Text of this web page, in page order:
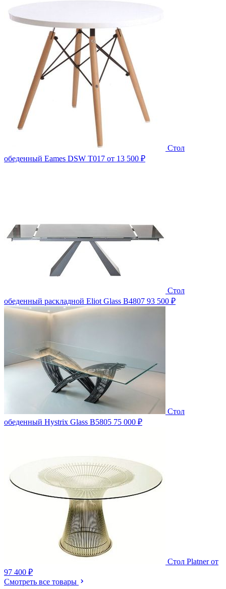
Стол
обеденный Eames DSW T017 от 13 500 ₽
Стол
обеденный раскладной Eliot Glass B4807 93 500 ₽
Стол
обеденный Hystrix Glass B5805 75 000 ₽
Стол Platner от
97 400 ₽
Смотреть все товары